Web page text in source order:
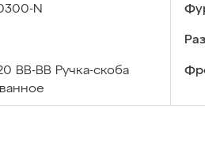
N
ВВ-ВВ Ручка-скоба